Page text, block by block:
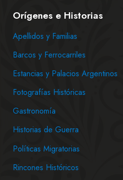
Orígenes e Historias
Apellidos y Familias
Barcos y Ferrocarriles
Estancias y Palacios Argentinos
Fotografías Históricas
Gastronomía
Historias de Guerra
Políticas Migratorias
Rincones Históricos